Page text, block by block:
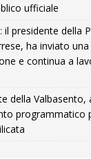
ufficiale
il presidente della
ha inviato
e continua a
della Valbasento,
programmatico